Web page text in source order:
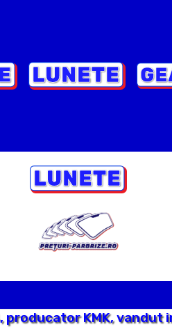
KMK, vandut